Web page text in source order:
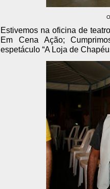
Estivemos na oficina de
Em Cena Ação;
espetáculo “A Loja de